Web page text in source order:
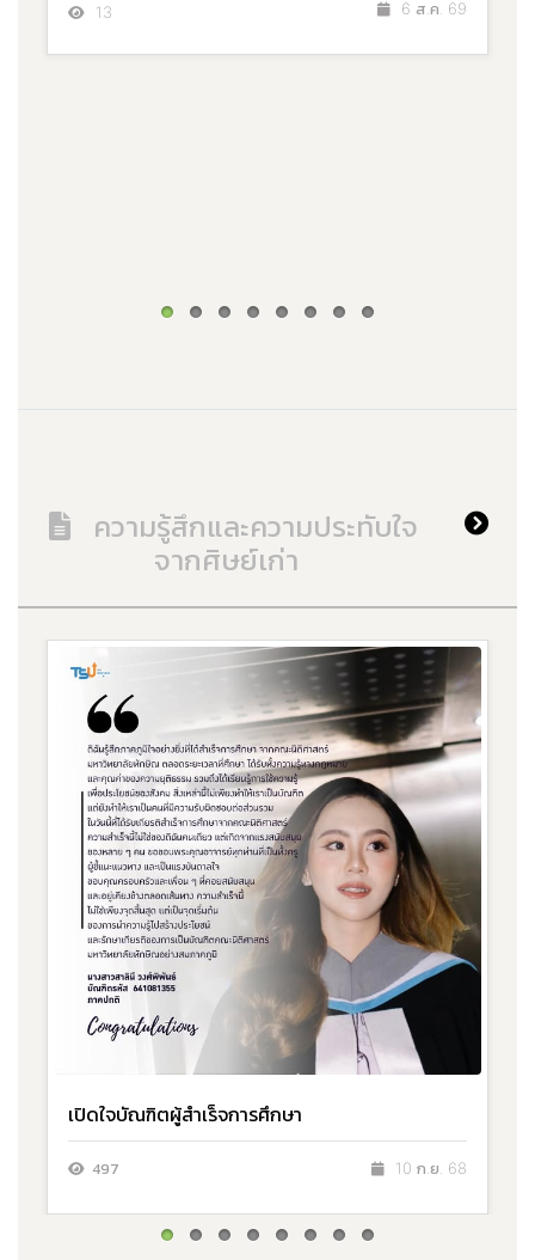
13 6 ส.ค. 69
ความรู้สึกและความประทับใจ
จากศิษย์เก่า
เปิดใจบัณฑิตผู้สำเร็จการศึกษา
497 10 ก.ย. 68